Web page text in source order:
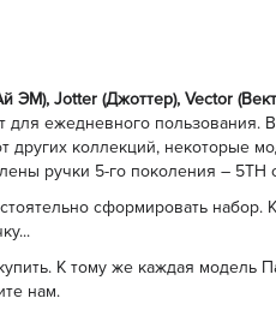
ЭМ), Jotter (Джоттер), Vector
для ежедневного
других коллекций, некоторые
ручки 5-го поколения –
сформировать набор.
К тому же каждая модель
нам.